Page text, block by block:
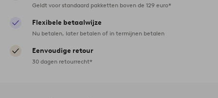
Geldt voor standaard pakketten boven de 129 euro*
Flexibele betaalwijze
Nu betalen, later betalen of in termijnen betalen
Eenvoudige retour
30 dagen retourrecht*